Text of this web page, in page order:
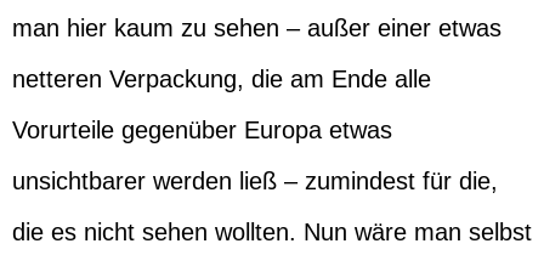
man hier kaum zu sehen – außer einer etwas
netteren Verpackung, die am Ende alle
Vorurteile gegenüber Europa etwas
unsichtbarer werden ließ – zumindest für die,
die es nicht sehen wollten. Nun wäre man selbst